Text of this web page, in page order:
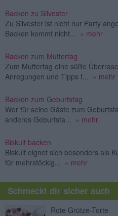
Backen zu Silvester
Zu Silvester ist nicht nur Party
Backen kommt nicht... » mehr
Backen zum Muttertag
Zum Muttertag eine süße
Anregungen und Tipps f... » mehr
Backen zum Geburtstag
Wer für seine Gäste zum
anderes Geburtsta... » mehr
Biskuit backen
Biskuit eignet sich besonders als
für mehrstöckig... » mehr
Schmeckt dir sicher auch
Rote Grütze-Torte